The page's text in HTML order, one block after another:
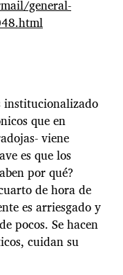
general-
institucionalizado
que en
viene
es que los
por qué?
de hora de
es arriesgado y
pocos. Se hacen
cuidan su